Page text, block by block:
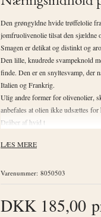
Den grøngyldne hvide trøffelolie
jomfruolivenolie tilsat den sjældne
Smagen er delikat og distinkt og
Den lille, knudrede svampeknold
finde. Den er en snyltesvamp, der
Italien og Frankrig.
Ulig andre former for olivenolier,
anbefales at olien ikke udsættes
Dråber af hvid t
LÆS MERE
Varenummer: 8050503
DKK 185,00